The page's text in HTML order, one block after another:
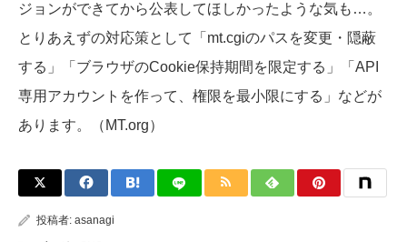
ジョンができてから公表してほしかったような気も…。
とりあえずの対応策として「mt.cgiのパスを変更・隠蔽
する」「ブラウザのCookie保持期間を限定する」「API
専用アカウントを作って、権限を最小限にする」などが
あります。（MT.org）
投稿者: asanagi